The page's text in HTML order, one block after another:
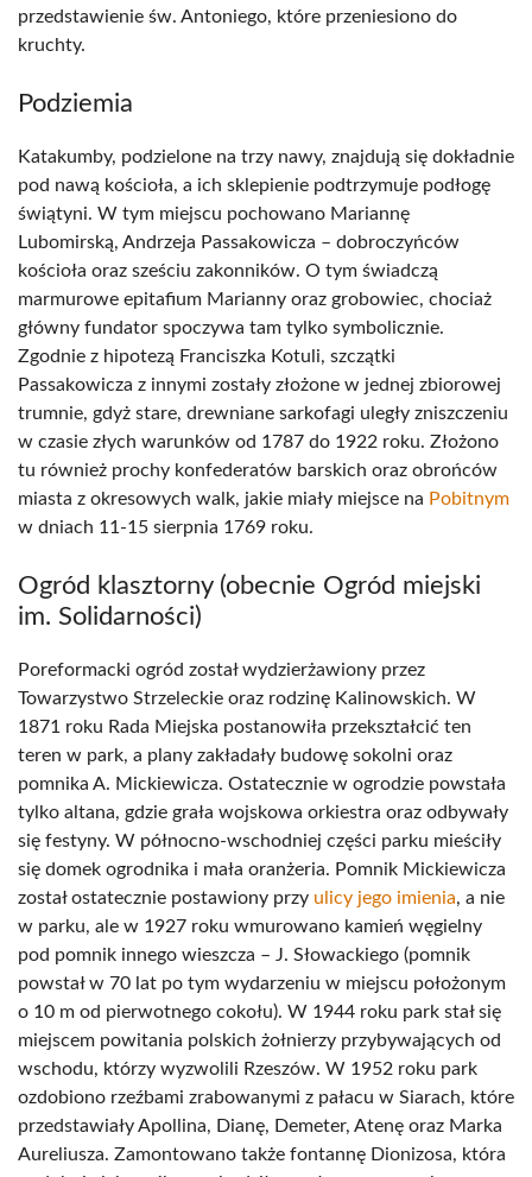
przedstawienie św. Antoniego, które przeniesiono do
kruchty.
Podziemia
Katakumby, podzielone na trzy nawy, znajdują się dokładnie
pod nawą kościoła, a ich sklepienie podtrzymuje podłogę
świątyni. W tym miejscu pochowano Mariannę
Lubomirską, Andrzeja Passakowicza – dobroczyńców
kościoła oraz sześciu zakonników. O tym świadczą
marmurowe epitafium Marianny oraz grobowiec, chociaż
główny fundator spoczywa tam tylko symbolicznie.
Zgodnie z hipotezą Franciszka Kotuli, szczątki
Passakowicza z innymi zostały złożone w jednej zbiorowej
trumnie, gdyż stare, drewniane sarkofagi uległy zniszczeniu
w czasie złych warunków od 1787 do 1922 roku. Złożono
tu również prochy konfederatów barskich oraz obrońców
miasta z okresowych walk, jakie miały miejsce na Pobitnym
w dniach 11-15 sierpnia 1769 roku.
Ogród klasztorny (obecnie Ogród miejski
im. Solidarności)
Poreformacki ogród został wydzierżawiony przez
Towarzystwo Strzeleckie oraz rodzinę Kalinowskich. W
1871 roku Rada Miejska postanowiła przekształcić ten
teren w park, a plany zakładały budowę sokolni oraz
pomnika A. Mickiewicza. Ostatecznie w ogrodzie powstała
tylko altana, gdzie grała wojskowa orkiestra oraz odbywały
się festyny. W północno-wschodniej części parku mieściły
się domek ogrodnika i mała oranżeria. Pomnik Mickiewicza
został ostatecznie postawiony przy ulicy jego imienia, a nie
w parku, ale w 1927 roku wmurowano kamień węgielny
pod pomnik innego wieszcza – J. Słowackiego (pomnik
powstał w 70 lat po tym wydarzeniu w miejscu położonym
o 10 m od pierwotnego cokołu). W 1944 roku park stał się
miejscem powitania polskich żołnierzy przybywających od
wschodu, którzy wyzwolili Rzeszów. W 1952 roku park
ozdobiono rzeźbami zrabowanymi z pałacu w Siarach, które
przedstawiały Apollina, Dianę, Demeter, Atenę oraz Marka
Aureliusza. Zamontowano także fontannę Dionizosa, która